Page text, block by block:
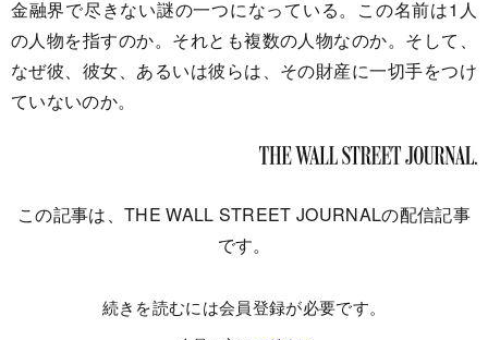
金融界で尽きない謎の一つになっている。この名前は1人
の人物を指すのか。それとも複数の人物なのか。そして、
なぜ彼、彼女、あるいは彼らは、その財産に一切手をつけ
ていないのか。
この記事は、THE WALL STREET JOURNALの配信記事
です。
続きを読むには会員登録が必要です。